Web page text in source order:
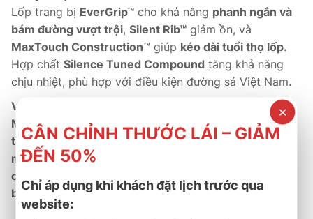
Lốp trang bị EverGrip™ cho khả năng phanh ngắn và
bám đường vượt trội, Silent Rib™ giảm ồn, và
MaxTouch Construction™ giúp kéo dài tuổi thọ lốp.
Hợp chất Silence Tuned Compound tăng khả năng
chịu nhiệt, phù hợp với điều kiện đường sá Việt Nam.
Về thương mại:
Michelin Primacy 4 STlà dòngphân phối chính hãng
tại Việt Nam, đi kèm bảo hành 5 nămvà
dịch vụ hậu
mãi tận tâm.Đây là sản phẩm
chọn làm trang bị nguyên bản (OE)
bền và hiệu năng ổn định.
✕
CÂN CHỈNH THƯỚC LÁI – GIẢM
ĐẾN 50%
Chỉ áp dụng khi khách đặt lịch trước qua
website: